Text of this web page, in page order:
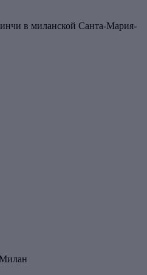
в миланской Санта-Мария-